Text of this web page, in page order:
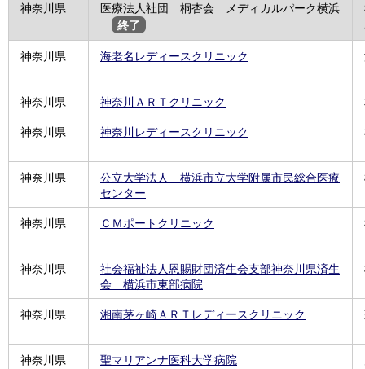
神奈川県
医療法人社団 桐杏会 メディカルパーク横浜
終了
神奈川県 海老名レディースクリニック
神奈川県 神奈川ＡＲＴクリニック
神奈川県 神奈川レディースクリニック
神奈川県
公立大学法人 横浜市立大学附属市民総合医療
センター
神奈川県 ＣＭポートクリニック
神奈川県
社会福祉法人恩賜財団済生会支部神奈川県済生
会 横浜市東部病院
神奈川県 湘南茅ヶ崎ＡＲＴレディースクリニック
神奈川県 聖マリアンナ医科大学病院